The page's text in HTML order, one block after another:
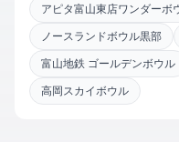
アピタ富山東店ワンダーボ
ノースランドボウル黒部
富山地鉄 ゴールデンボウル
高岡スカイボウル